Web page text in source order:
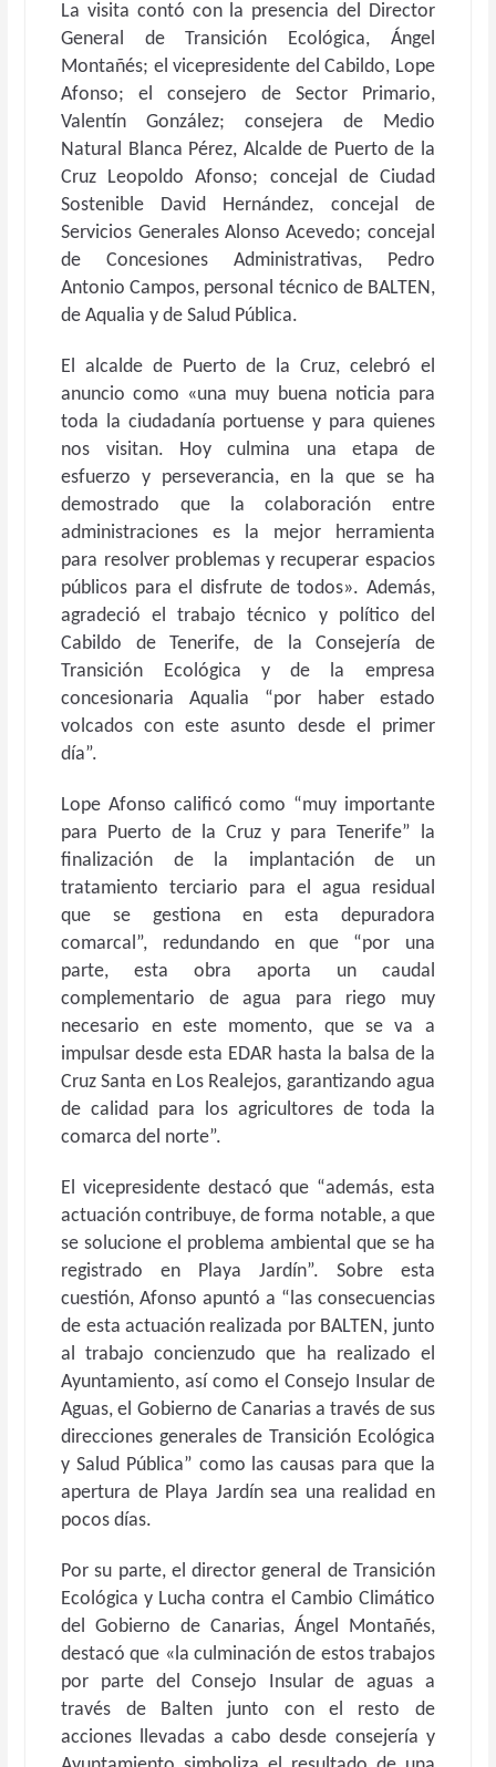
La visita contó con la presencia del Director
General de Transición Ecológica, Ángel
Montañés; el vicepresidente del Cabildo, Lope
Afonso; el consejero de Sector Primario,
Valentín González; consejera de Medio
Natural Blanca Pérez, Alcalde de Puerto de la
Cruz Leopoldo Afonso; concejal de Ciudad
Sostenible David Hernández, concejal de
Servicios Generales Alonso Acevedo; concejal
de Concesiones Administrativas, Pedro
Antonio Campos, personal técnico de BALTEN,
de Aqualia y de Salud Pública.
El alcalde de Puerto de la Cruz, celebró el
anuncio como «una muy buena noticia para
toda la ciudadanía portuense y para quienes
nos visitan. Hoy culmina una etapa de
esfuerzo y perseverancia, en la que se ha
demostrado que la colaboración entre
administraciones es la mejor herramienta
para resolver problemas y recuperar espacios
públicos para el disfrute de todos». Además,
agradeció el trabajo técnico y político del
Cabildo de Tenerife, de la Consejería de
Transición Ecológica y de la empresa
concesionaria Aqualia “por haber estado
volcados con este asunto desde el primer
día”.
Lope Afonso calificó como “muy importante
para Puerto de la Cruz y para Tenerife” la
finalización de la implantación de un
tratamiento terciario para el agua residual
que se gestiona en esta depuradora
comarcal”, redundando en que “por una
parte, esta obra aporta un caudal
complementario de agua para riego muy
necesario en este momento, que se va a
impulsar desde esta EDAR hasta la balsa de la
Cruz Santa en Los Realejos, garantizando agua
de calidad para los agricultores de toda la
comarca del norte”.
El vicepresidente destacó que “además, esta
actuación contribuye, de forma notable, a que
se solucione el problema ambiental que se ha
registrado en Playa Jardín”. Sobre esta
cuestión, Afonso apuntó a “las consecuencias
de esta actuación realizada por BALTEN, junto
al trabajo concienzudo que ha realizado el
Ayuntamiento, así como el Consejo Insular de
Aguas, el Gobierno de Canarias a través de sus
direcciones generales de Transición Ecológica
y Salud Pública” como las causas para que la
apertura de Playa Jardín sea una realidad en
pocos días.
Por su parte, el director general de Transición
Ecológica y Lucha contra el Cambio Climático
del Gobierno de Canarias, Ángel Montañés,
destacó que «la culminación de estos trabajos
por parte del Consejo Insular de aguas a
través de Balten junto con el resto de
acciones llevadas a cabo desde consejería y